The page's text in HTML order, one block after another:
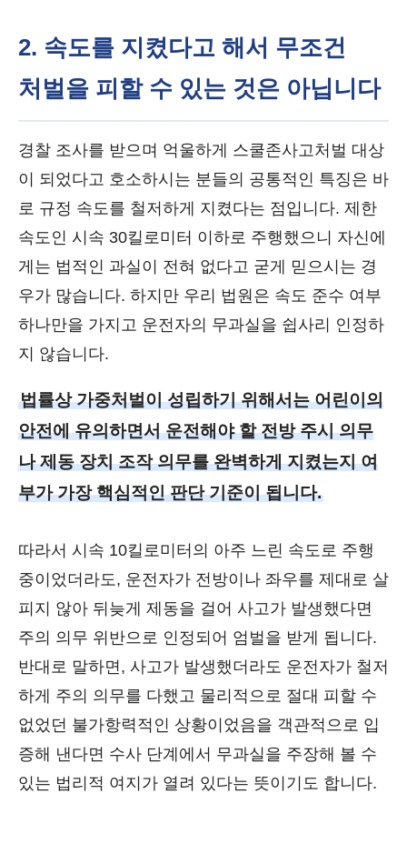
2. 속도를 지켰다고 해서 무조건
처벌을 피할 수 있는 것은 아닙니다
경찰 조사를 받으며 억울하게 스쿨존사고처벌 대상
이 되었다고 호소하시는 분들의 공통적인 특징은 바
로 규정 속도를 철저하게 지켰다는 점입니다. 제한
속도인 시속 30킬로미터 이하로 주행했으니 자신에
게는 법적인 과실이 전혀 없다고 굳게 믿으시는 경
우가 많습니다. 하지만 우리 법원은 속도 준수 여부
하나만을 가지고 운전자의 무과실을 쉽사리 인정하
지 않습니다.
법률상 가중처벌이 성립하기 위해서는 어린이의
안전에 유의하면서 운전해야 할 전방 주시 의무
나 제동 장치 조작 의무를 완벽하게 지켰는지 여
부가 가장 핵심적인 판단 기준이 됩니다.
따라서 시속 10킬로미터의 아주 느린 속도로 주행
중이었더라도, 운전자가 전방이나 좌우를 제대로 살
피지 않아 뒤늦게 제동을 걸어 사고가 발생했다면
주의 의무 위반으로 인정되어 엄벌을 받게 됩니다.
반대로 말하면, 사고가 발생했더라도 운전자가 철저
하게 주의 의무를 다했고 물리적으로 절대 피할 수
없었던 불가항력적인 상황이었음을 객관적으로 입
증해 낸다면 수사 단계에서 무과실을 주장해 볼 수
있는 법리적 여지가 열려 있다는 뜻이기도 합니다.